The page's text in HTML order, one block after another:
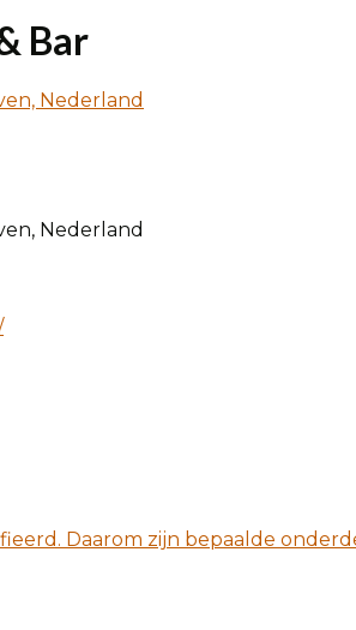
Bar
Nederland
Nederland
Daarom zijn bepaalde